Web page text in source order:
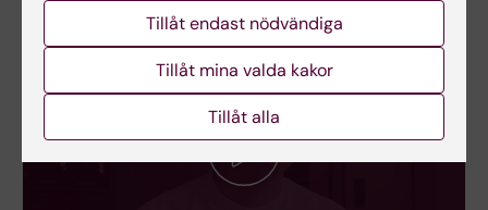
Tillåt endast nödvändiga
Tillåt mina valda kakor
Tillåt alla